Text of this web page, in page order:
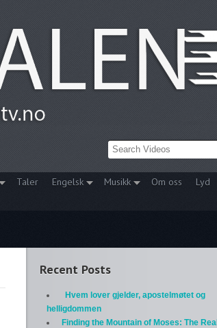
Taler Engelsk Musikk Om oss
Lyd
Recent Posts
Hvem lover gjelder, apostelmøtet og
helligdommen
Finding the Mountain of Moses: The Real